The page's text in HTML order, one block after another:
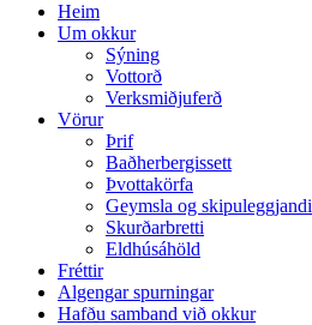
Heim
Um okkur
Sýning
Vottorð
Verksmiðjuferð
Vörur
Þrif
Baðherbergissett
Þvottakörfa
Geymsla og skipuleggjandi
Skurðarbretti
Eldhúsáhöld
Fréttir
Algengar spurningar
Hafðu samband við okkur